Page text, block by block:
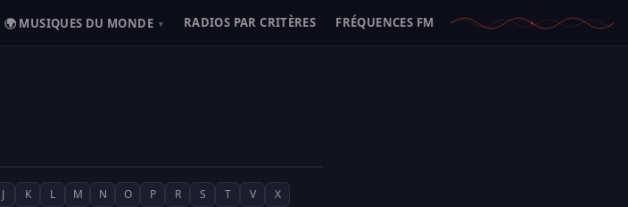
🌍 MUSIQUES DU MONDE ▾ RADIOS PAR CRITÈRES FRÉQUENCES FM
J K L M N O P R S T V X